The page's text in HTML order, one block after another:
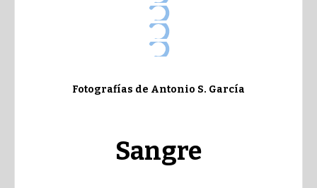
Fotografías de Antonio S. García
Sangre